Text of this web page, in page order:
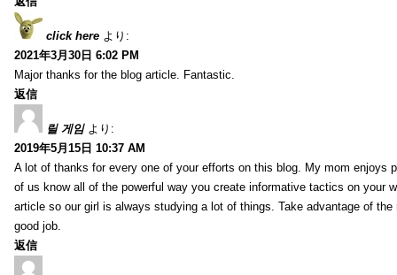
click here より:
2021年3月30日 6:02 PM
Major thanks for the blog article. Fantastic.
返信
릴 게임 より:
2019年5月15日 10:37 AM
A lot of thanks for every one of your efforts on this blog. My mom enjoys
of us know all of the powerful way you create informative tactics on your
article so our girl is always studying a lot of things. Take advantage of
good job.
返信